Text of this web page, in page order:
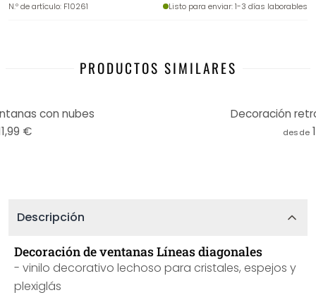
N.º de artículo: F10261 Listo para enviar: 1-3 días laborables
PRODUCTOS SIMILARES
con nubes
€
Decoración
desde
Descripción
Decoración de ventanas Líneas diagonales
- vinilo decorativo lechoso para cristales, espejos y
plexiglás